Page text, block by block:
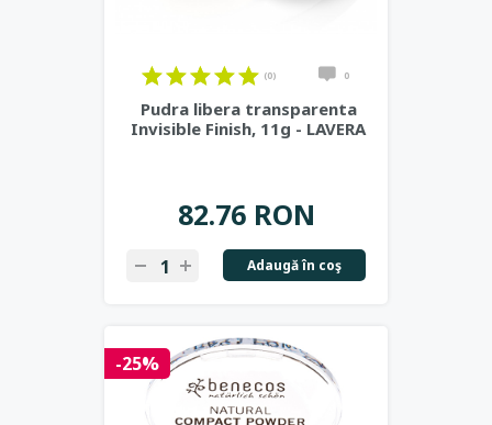
(0) 0
Pudra libera transparenta
Invisible Finish, 11g - LAVERA
82.76 RON
Adaugă în coş
-25%